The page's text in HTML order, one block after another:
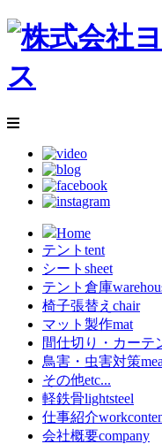
Home
テント tent
シート sheet
テント倉庫
椅子張替え chair
マット製作mat
間仕切り・カーテ
鳥害・虫害対策
その他etc...
軽鉄骨lightsteel
仕事紹介
会社概要company